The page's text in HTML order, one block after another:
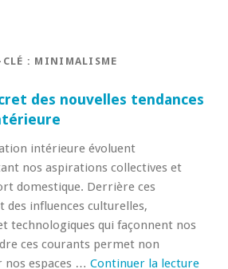
: MINIMALISME
des nouvelles tendances
intérieure évoluent
nos aspirations collectives et
domestique. Derrière ces
des influences culturelles,
technologiques qui façonnent nos
ces courants permet non
nos espaces … Continuer la lecture